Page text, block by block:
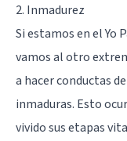
2. Inmadurez
Si estamos en el Yo
vamos al otro
a hacer conductas
inmaduras. Esto
vivido sus etapas